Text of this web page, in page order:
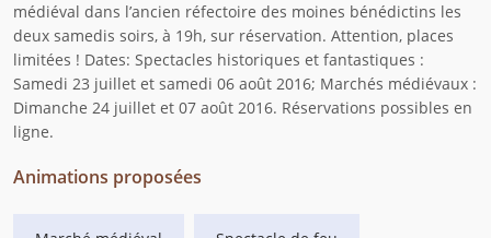
médiéval dans l’ancien réfectoire des moines bénédictins les
deux samedis soirs, à 19h, sur réservation. Attention, places
limitées ! Dates: Spectacles historiques et fantastiques :
Samedi 23 juillet et samedi 06 août 2016; Marchés médiévaux :
Dimanche 24 juillet et 07 août 2016. Réservations possibles en
ligne.
Animations proposées